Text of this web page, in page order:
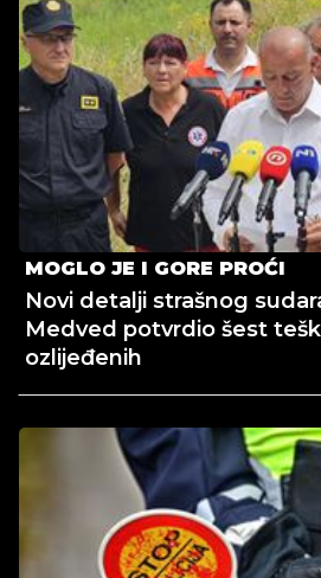
MOGLO JE I GORE PROĆI
Novi detalji strašnog
Medved potvrdio šest
ozlijeđenih